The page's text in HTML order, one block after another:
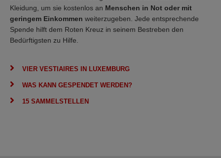
Kleidung, um sie kostenlos an Menschen in Not oder mit
geringem Einkommen weiterzugeben. Jede entsprechende
Spende hilft dem Roten Kreuz in seinem Bestreben den
Bedürftigsten zu Hilfe.
VIER VESTIAIRES IN LUXEMBURG
WAS KANN GESPENDET WERDEN?
15 SAMMELSTELLEN